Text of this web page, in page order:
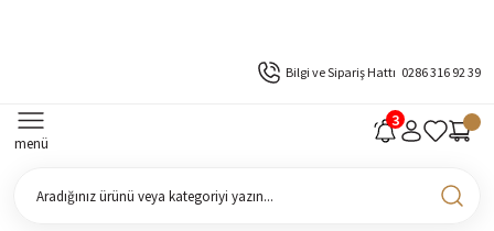
Bilgi ve Sipariş Hattı 0286 316 92 39
menü